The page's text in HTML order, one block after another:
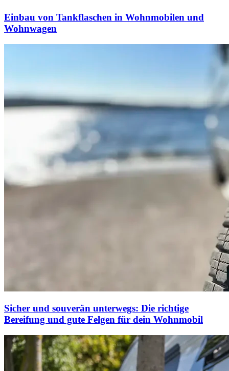
Einbau von Tankflaschen in Wohnmobilen und
Wohnwagen
Sicher und souverän unterwegs: Die richtige
Bereifung und gute Felgen für dein Wohnmobil